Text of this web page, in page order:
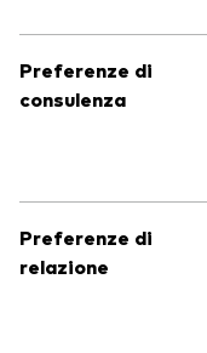
Preferenze di
consulenza
Preferenze di
relazione